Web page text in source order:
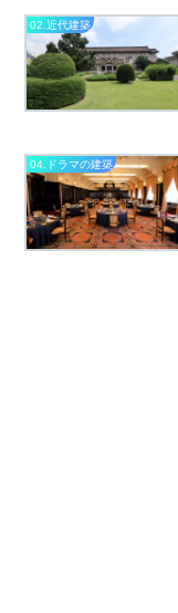
02.近代建築
04.ドラマの建築